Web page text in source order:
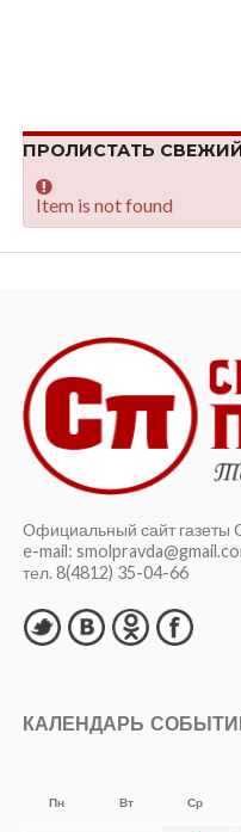
ПРОЛИСТАТЬ
Item is not found
Официальный сайт газеты
e-mail:
тел. 8(4812) 35-04-66
КАЛЕНДАРЬ
Пн Вт Ср